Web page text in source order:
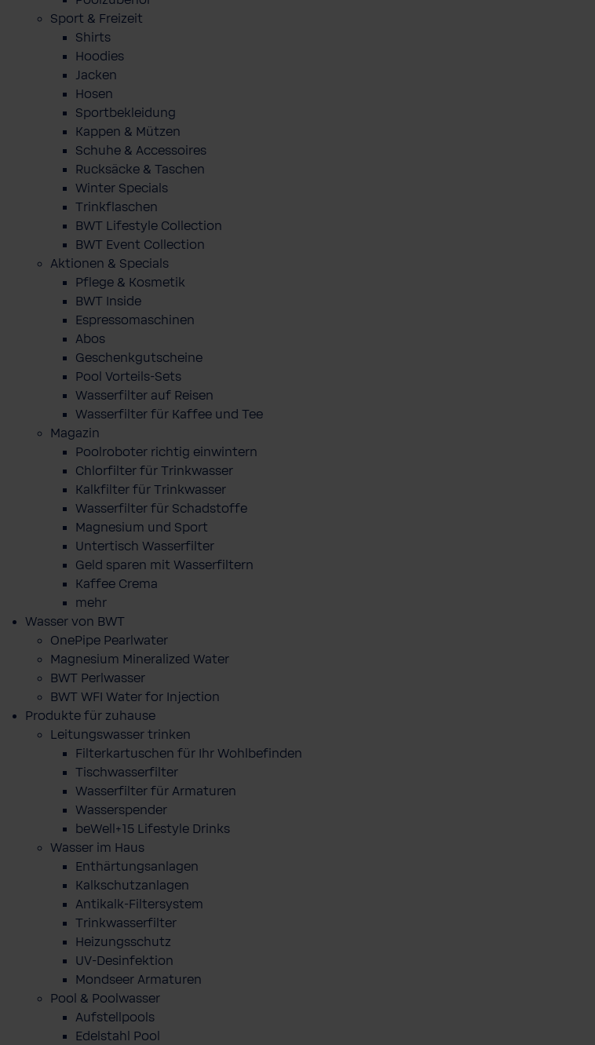
Sport & Freizeit
Shirts
Hoodies
Jacken
Hosen
Sportbekleidung
Kappen & Mützen
Schuhe & Accessoires
Rucksäcke & Taschen
Winter Specials
Trinkflaschen
BWT Lifestyle Collection
BWT Event Collection
Aktionen & Specials
Pflege & Kosmetik
BWT Inside
Espressomaschinen
Abos
Geschenkgutscheine
Pool Vorteils-Sets
Wasserfilter auf Reisen
Wasserfilter für Kaffee und Tee
Magazin
Poolroboter richtig einwintern
Chlorfilter für Trinkwasser
Kalkfilter für Trinkwasser
Wasserfilter für Schadstoffe
Magnesium und Sport
Untertisch Wasserfilter
Geld sparen mit Wasserfiltern
Kaffee Crema
mehr
Wasser von BWT
OnePipe Pearlwater
Magnesium Mineralized Water
BWT Perlwasser
BWT WFI Water for Injection
Produkte für zuhause
Leitungswasser trinken
Filterkartuschen für Ihr Wohlbefinden
Tischwasserfilter
Wasserfilter für Armaturen
Wasserspender
beWell+15 Lifestyle Drinks
Wasser im Haus
Enthärtungsanlagen
Kalkschutzanlagen
Antikalk-Filtersystem
Trinkwasserfilter
Heizungsschutz
UV-Desinfektion
Mondseer Armaturen
Pool & Poolwasser
Aufstellpools
Edelstahl Pool